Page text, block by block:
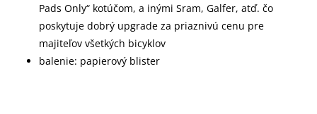
Pads Only“ kotúčom, a inými Sram, Galfer, atď. čo
poskytuje dobrý upgrade za priaznivú cenu pre
majiteľov všetkých bicyklov
balenie: papierový blister